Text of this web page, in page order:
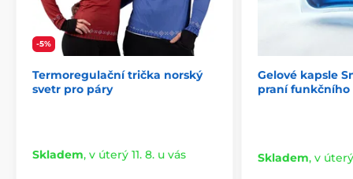
-5%
Termoregulační trička norský
svetr pro páry
Skladem, v úterý 11. 8. u vás
Gelové kapsle
praní funkčního
Skladem, v úterý